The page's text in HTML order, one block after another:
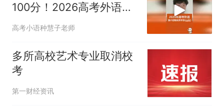
100分！2026高考外语
121分学生有话说！
高考小语种慧子老师
多所高校艺术专业取消校
考
第一财经资讯